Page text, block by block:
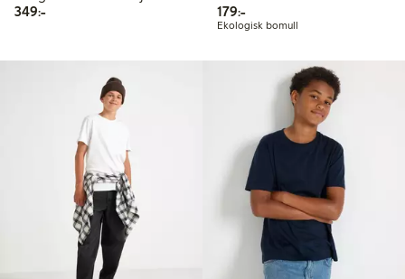
349:-349,00 kr
179:-179,00 kr
Ekologisk bomull